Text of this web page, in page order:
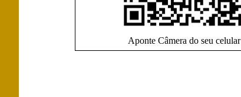
Aponte Câmera do seu celular